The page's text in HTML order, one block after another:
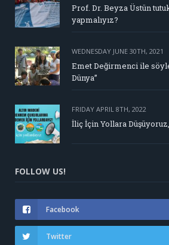
Prof. Dr. Beyza Üstün
yapmalıyız?
WEDNESDAY JUNE 30TH, 2021
Emet Değirmenci ile
Dünya”
FRIDAY APRIL 8TH, 2022
İliç İçin Yollara Düşüyoruz,
FOLLOW US!
Facebook
Twitter